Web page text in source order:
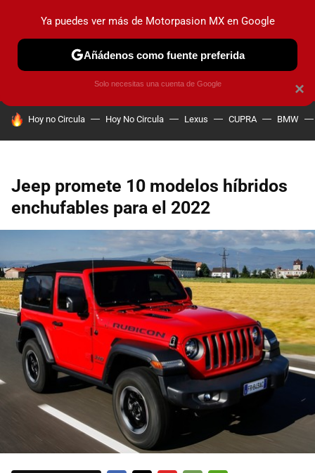
PRUEBAS INDUSTRIA HOY NO CIRCULA
HOY SE HABLA DE
Hoy no Circula Hoy No Circula Lexus CUPRA BMW
Jeep promete 10 modelos híbridos
enchufables para el 2022
×
Ya puedes ver más de Motorpasion MX en Google
Añádenos como fuente preferida
Solo necesitas una cuenta de Google